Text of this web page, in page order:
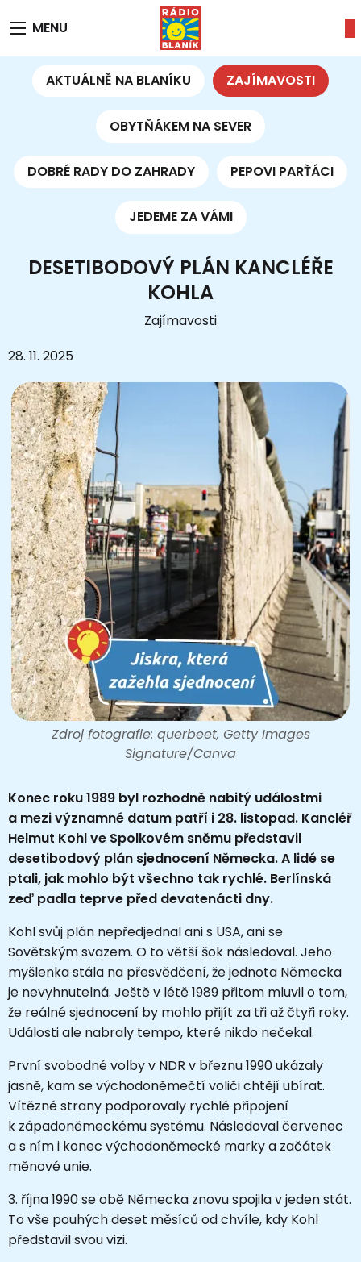
MENU
AKTUÁLNĚ NA BLANÍKU ZAJÍMAVOSTI
OBYTŇÁKEM NA SEVER
DOBRÉ RADY DO ZAHRADY PEPOVI PARŤÁCI
JEDEME ZA VÁMI
DESETIBODOVÝ PLÁN KANCLÉŘE
KOHLA
Zajímavosti
28. 11. 2025
Zdroj fotografie: querbeet, Getty Images
Signature/Canva
Konec roku 1989 byl rozhodně nabitý událostmi
a mezi významné datum patří i 28. listopad. Kancléř
Helmut Kohl ve Spolkovém sněmu představil
desetibodový plán sjednocení Německa. A lidé se
ptali, jak mohlo být všechno tak rychlé. Berlínská
zeď padla teprve před devatenácti dny.
Kohl svůj plán nepředjednal ani s USA, ani se
Sovětským svazem. O to větší šok následoval. Jeho
myšlenka stála na přesvědčení, že jednota Německa
je nevyhnutelná. Ještě v létě 1989 přitom mluvil o tom,
že reálné sjednocení by mohlo přijít za tři až čtyři roky.
Události ale nabraly tempo, které nikdo nečekal.
První svobodné volby v NDR v březnu 1990 ukázaly
jasně, kam se východoněmečtí voliči chtějí ubírat.
Vítězné strany podporovaly rychlé připojení
k západoněmeckému systému. Následoval červenec
a s ním i konec východoněmecké marky a začátek
měnové unie.
3. října 1990 se obě Německa znovu spojila v jeden stát.
To vše pouhých deset měsíců od chvíle, kdy Kohl
představil svou vizi.